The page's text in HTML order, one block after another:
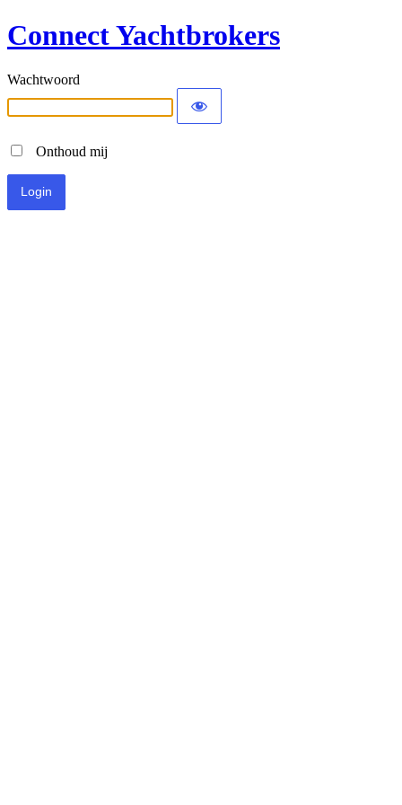
Connect Yachtbrokers
Wachtwoord
Onthoud mij